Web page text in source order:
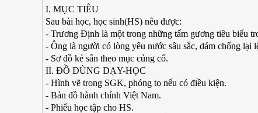
I. MỤC TIÊU
Sau bài học, học sinh(HS) nêu được:
- Trương Định là một trong những tấm gương tiêu biểu
- Ông là người có lòng yêu nước sâu sắc, dám chống lại
- Sơ đồ kẻ sẵn theo mục củng cố.
II. ĐỒ DÙNG DẠY-HỌC
- Hình vẽ trong SGK, phóng to nếu có điều kiện.
- Bản đồ hành chính Việt Nam.
- Phiếu học tập cho HS.